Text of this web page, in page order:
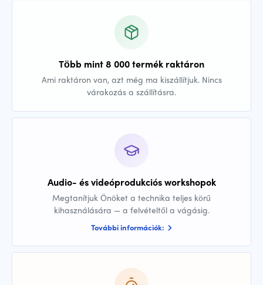
Több mint 8 000 termék raktáron
Ami raktáron van, azt még ma kiszállítjuk. Nincs
várakozás a szállításra.
Audio- és videóprodukciós workshopok
Megtanítjuk Önöket a technika teljes körű
kihasználására — a felvételtől a vágásig.
További információk: